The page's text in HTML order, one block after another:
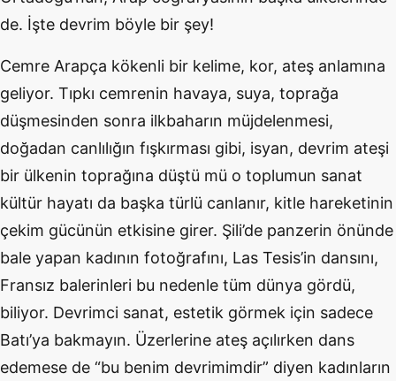
de. İşte devrim böyle bir şey!
Cemre Arapça kökenli bir kelime, kor, ateş anlamına
geliyor. Tıpkı cemrenin havaya, suya, toprağa
düşmesinden sonra ilkbaharın müjdelenmesi,
doğadan canlılığın fışkırması gibi, isyan, devrim ateşi
bir ülkenin toprağına düştü mü o toplumun sanat
kültür hayatı da başka türlü canlanır, kitle hareketinin
çekim gücünün etkisine girer. Şili’de panzerin önünde
bale yapan kadının fotoğrafını, Las Tesis’in dansını,
Fransız balerinleri bu nedenle tüm dünya gördü,
biliyor. Devrimci sanat, estetik görmek için sadece
Batı’ya bakmayın. Üzerlerine ateş açılırken dans
edemese de “bu benim devrimimdir” diyen kadınların